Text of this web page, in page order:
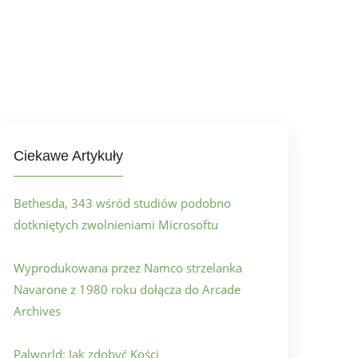
Ciekawe Artykuły
Bethesda, 343 wśród studiów podobno
dotkniętych zwolnieniami Microsoftu
Wyprodukowana przez Namco strzelanka
Navarone z 1980 roku dołącza do Arcade
Archives
Palworld: Jak zdobyć Kości